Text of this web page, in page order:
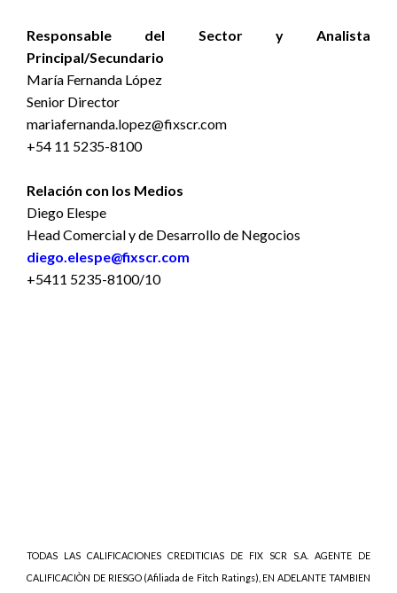
Responsable del Sector y Analista
Principal/Secundario
María Fernanda López
Senior Director
mariafernanda.lopez@fixscr.com
+54 11 5235-8100
Relación con los Medios
Diego Elespe
Head Comercial y de Desarrollo de Negocios
diego.elespe@fixscr.com
+5411 5235-8100/10
TODAS LAS CALIFICACIONES CREDITICIAS DE FIX SCR S.A. AGENTE DE
CALIFICACIÒN DE RIESGO (Afiliada de Fitch Ratings), EN ADELANTE TAMBIEN